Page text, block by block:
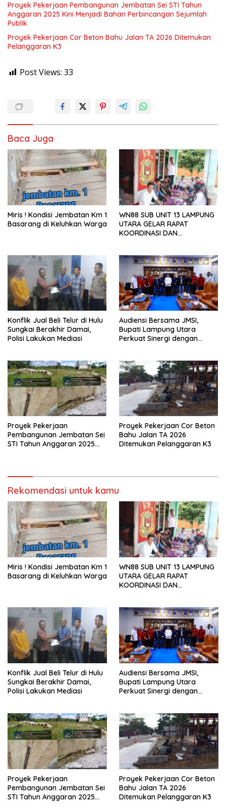
Proyek Pekerjaan Pembangunan Jembatan Sei STI Tahun
Anggaran 2025 Kini Menjadi Bahan Perbincangan Sejumlah
Publik
Proyek Pekerjaan Cor Beton Bahu Jalan TA 2026 Ditemukan
Pelanggaran K3
Post Views: 33
Baca Juga
Miris ! Kondisi Jembatan Km 1
Basarang di Keluhkan Warga
WN88 SUB UNIT 13 LAMPUNG
UTARA GELAR RAPAT
KOORDINASI DAN
Konflik Jual Beli Telur di Hulu
Sungkai Berakhir Damai,
Polisi Lakukan Mediasi
Audiensi Bersama JMSI,
Bupati Lampung Utara
Perkuat Sinergi dengan
Proyek Pekerjaan
Pembangunan Jembatan Sei
STI Tahun Anggaran 2025
Proyek Pekerjaan Cor Beton
Bahu Jalan TA 2026
Ditemukan Pelanggaran K3
Rekomendasi untuk kamu
Miris ! Kondisi Jembatan Km 1
Basarang di Keluhkan Warga
WN88 SUB UNIT 13 LAMPUNG
UTARA GELAR RAPAT
KOORDINASI DAN
Konflik Jual Beli Telur di Hulu
Sungkai Berakhir Damai,
Polisi Lakukan Mediasi
Audiensi Bersama JMSI,
Bupati Lampung Utara
Perkuat Sinergi dengan
Proyek Pekerjaan
Pembangunan Jembatan Sei
STI Tahun Anggaran 2025
Proyek Pekerjaan Cor Beton
Bahu Jalan TA 2026
Ditemukan Pelanggaran K3